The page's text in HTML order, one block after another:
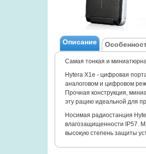
Описание
Самая тонкая и
Hytera X1e - цифровая
аналоговом и цифровом
Прочная конструкция,
эту рацию идеальной для
Носимая радиостанция
влагозащищенности IP57.
высокую степень защиты